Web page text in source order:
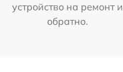
устройство на ремонт и
обратно.